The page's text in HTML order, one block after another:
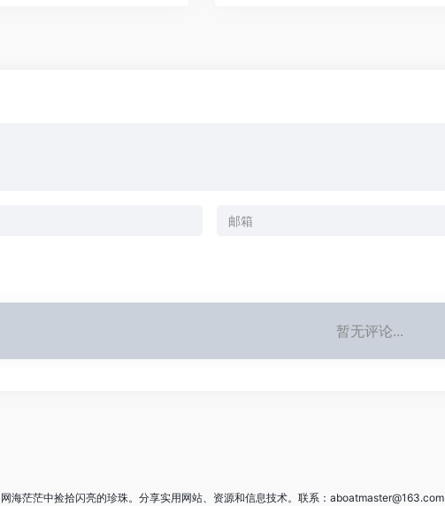
暂无评论...
|网海茫茫中捡拾闪亮的珍珠。分享实用网站、资源和信息技术。联系：aboatmaster@163.com